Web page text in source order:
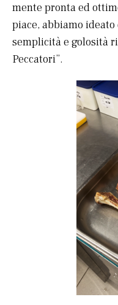
mente pronta ed
piace, abbiamo
semplicità e golosità
Peccatori”.